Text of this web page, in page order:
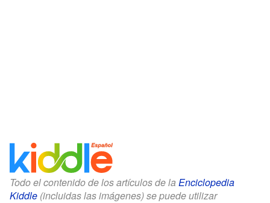
Todo el contenido de los artículos de la Enciclopedia
Kiddle (incluidas las imágenes) se puede utilizar